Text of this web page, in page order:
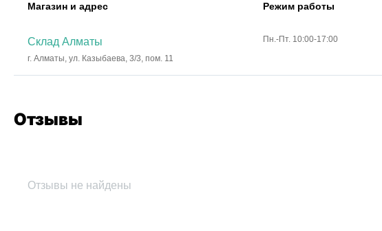
Магазин и адрес Режим работы
Склад Алматы
г. Алматы, ул. Казыбаева, 3/3, пом. 11
Пн.-Пт. 10:00-17:00
Отзывы
Отзывы не найдены